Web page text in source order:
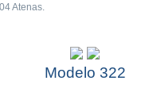
Atenas.
Modelo 322